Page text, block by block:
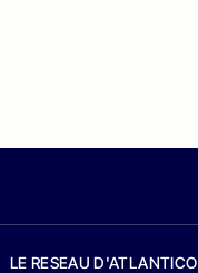
LE RESEAU D'ATLANTICO